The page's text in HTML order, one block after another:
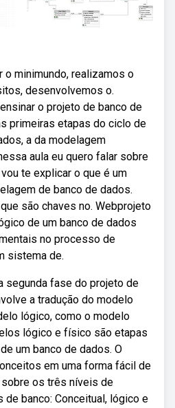
o minimundo, realizamos o
desenvolvemos o.
o projeto de banco de
primeiras etapas do ciclo de
a da modelagem
aula eu quero falar sobre
te explicar o que é um
de banco de dados.
são chaves no. Webprojeto
de um banco de dados
no processo de
sistema de.
segunda fase do projeto de
a tradução do modelo
lógico, como o modelo
lógico e físico são etapas
um banco de dados. O
em uma forma fácil de
sobre os três níveis de
banco: Conceitual, lógico e